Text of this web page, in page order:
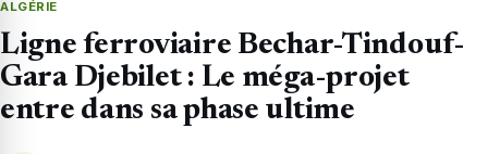
ALGÉRIE
Ligne ferroviaire Bechar-Tindouf-
Gara Djebilet : Le méga-projet
entre dans sa phase ultime